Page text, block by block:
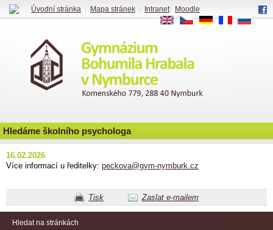
Hledáme školního psychologa
16.02.2026
Více informací u ředitelky: peckova@gym-nymburk.cz
Tisk Zaslat e-mailem
Hledat na stránkách
Úvodní stránka Mapa stránek Intranet|
Moodle
EN
CS DE FR RU